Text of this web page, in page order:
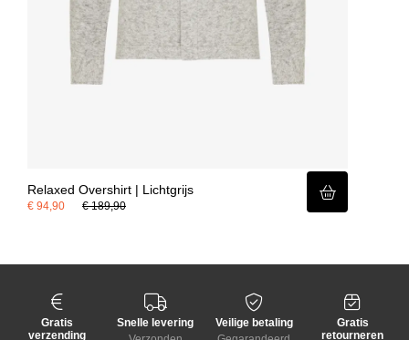
Relaxed Overshirt | Lichtgrijs
€ 94,90 € 189,90
Gratis
verzending
Snelle levering
Veilige betaling
Gratis
retourneren